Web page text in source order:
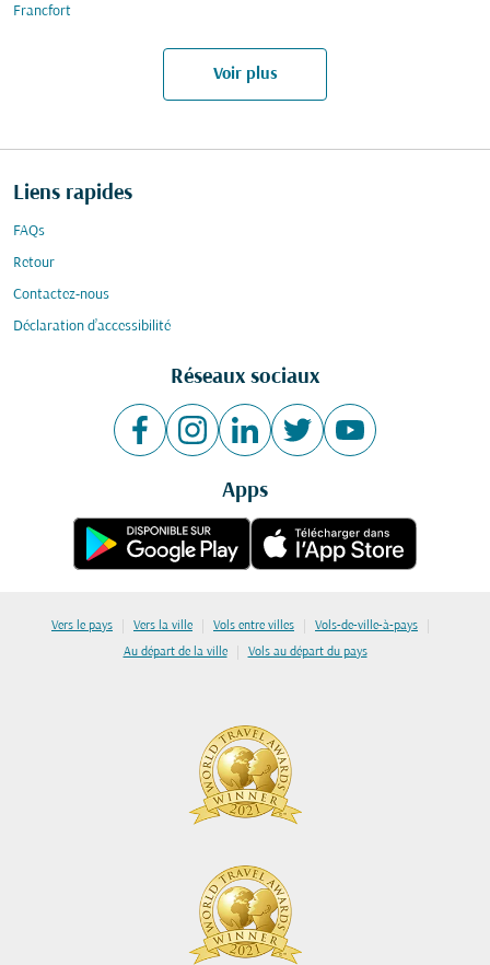
Francfort
Voir plus
Liens rapides
FAQs
Retour
Contactez-nous
Déclaration d’accessibilité
Réseaux sociaux
Apps
Vers le pays | Vers la ville | Vols entre villes | Vols-de-ville-à-pays |
Au départ de la ville | Vols au départ du pays